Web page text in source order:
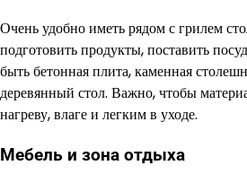
Очень удобно иметь рядом с грилем
подготовить продукты, поставить
быть бетонная плита, каменная
деревянный стол. Важно, чтобы
нагреву, влаге и легким в уходе.
Мебель и зона отдыха